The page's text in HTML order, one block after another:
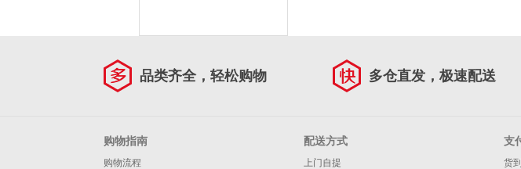
品类齐全，轻松购物 多仓直发，极速配送
购物指南
购物流程
配送方式
上门自提
支
货